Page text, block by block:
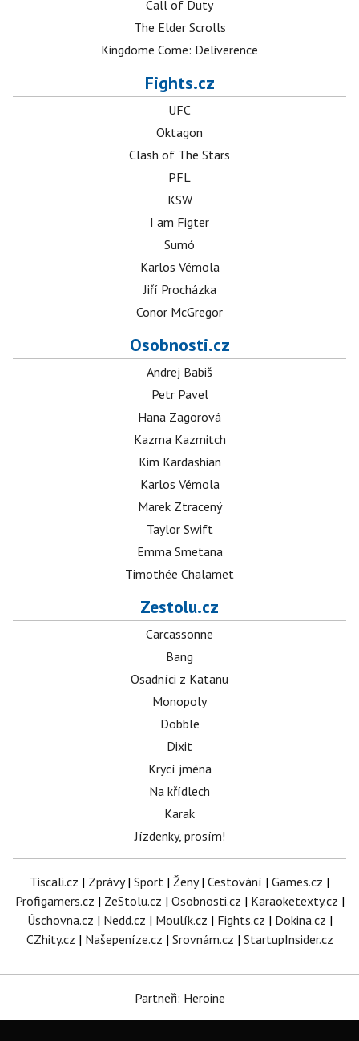
Call of Duty
The Elder Scrolls
Kingdome Come: Deliverence
Fights.cz
UFC
Oktagon
Clash of The Stars
PFL
KSW
I am Figter
Sumó
Karlos Vémola
Jiří Procházka
Conor McGregor
Osobnosti.cz
Andrej Babiš
Petr Pavel
Hana Zagorová
Kazma Kazmitch
Kim Kardashian
Karlos Vémola
Marek Ztracený
Taylor Swift
Emma Smetana
Timothée Chalamet
Zestolu.cz
Carcassonne
Bang
Osadníci z Katanu
Monopoly
Dobble
Dixit
Krycí jména
Na křídlech
Karak
Jízdenky, prosím!
Tiscali.cz | Zprávy| Sport | Ženy| Cestování | Games.cz |
Profigamers.cz | ZeStolu.cz | Osobnosti.cz | Karaoketexty.cz |
Úschovna.cz | Nedd.cz | Moulík.cz | Fights.cz | Dokina.cz |
CZhity.cz | Našepeníze.cz | Srovnám.cz | StartupInsider.cz
Partneři: Heroine